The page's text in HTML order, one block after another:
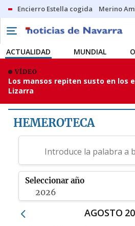
Encierro Estella cogida Merino
ACTUALIDAD MUNDIAL
VÍDEO
Los mansos repiten susto en los
Lizarra
HEMEROTECA
Seleccionar año
2026
AGOSTO